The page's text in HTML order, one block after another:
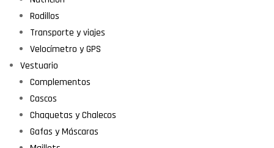
Rodillos
Transporte y viajes
Velocímetro y GPS
Vestuario
Complementos
Cascos
Chaquetas y Chalecos
Gafas y Máscaras